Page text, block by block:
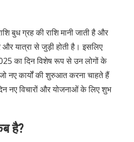
बुध ग्रह की राशि मानी जाती है और
और यात्रा से जुड़ी होती है। इसलिए
का दिन विशेष रूप से उन लोगों के
नए कार्यों की शुरुआत करना चाहते हैं
नए विचारों और योजनाओं के लिए शुभ
है?